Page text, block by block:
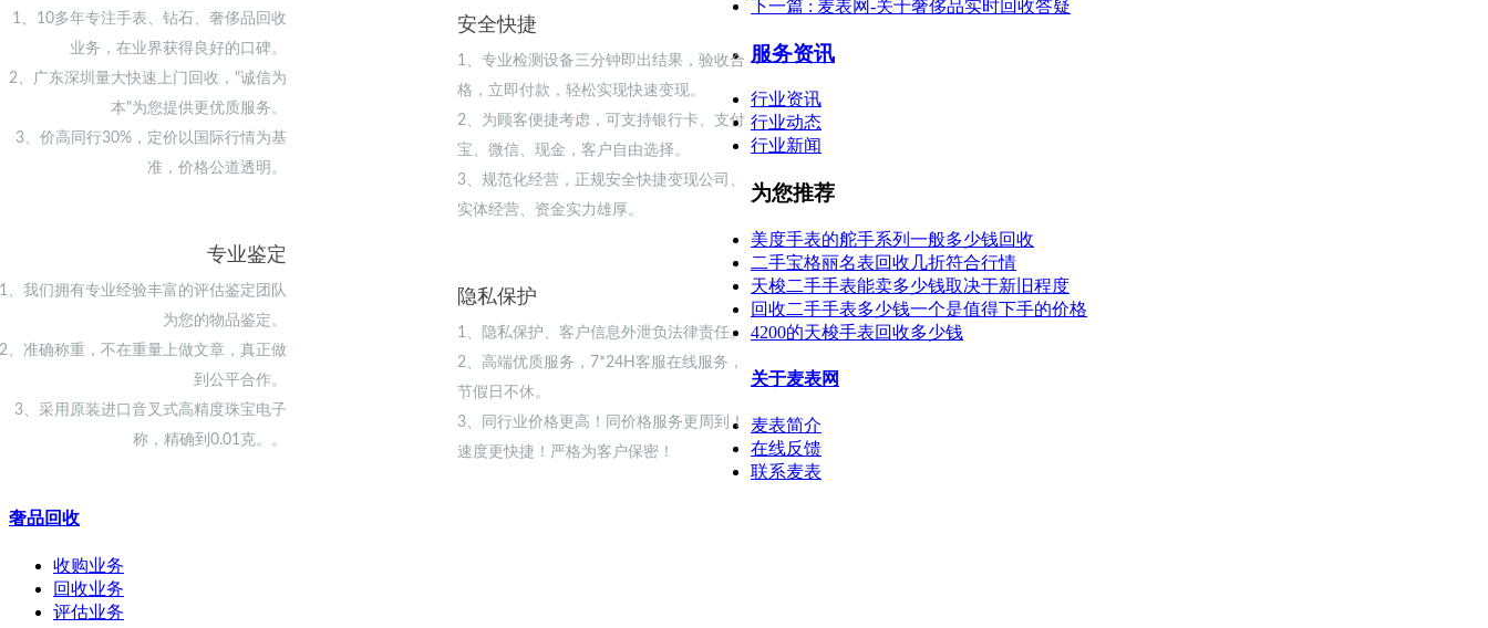
1、10多年专注手表、钻石、奢侈品回收
业务，在业界获得良好的口碑。
2、广东深圳量大快速上门回收，"诚信为
本"为您提供更优质服务。
3、价高同行30%，定价以国际行情为基
准，价格公道透明。
专业鉴定
、我们拥有专业经验丰富的评估鉴定团队
为您的物品鉴定。
、准确称重，不在重量上做文章，真正做
到公平合作。
3、采用原装进口音叉式高精度珠宝电子
称，精确到0.01克。。
安全快捷
1、专业检测设备三分钟即出结果，验收合
格，立即付款，轻松实现快速变现。
2、为顾客便捷考虑，可支持银行卡、支付
宝、微信、现金，客户自由选择。
3、规范化经营，正规安全快捷变现公司、
实体经营、资金实力雄厚。
隐私保护
1、隐私保护、客户信息外泄负法律责任。
2、高端优质服务，7*24H客服在线服务，
节假日不休。
3、同行业价格更高！同价格服务更周到！
速度更快捷！严格为客户保密！
下一篇 : 麦表网-关于奢侈品实时回收答疑
服务资讯
行业资讯
行业动态
行业新闻
为您推荐
美度手表的舵手系列一般多少钱回收
二手宝格丽名表回收几折符合行情
天梭二手手表能卖多少钱取决于新旧程度
回收二手手表多少钱一个是值得下手的价格
4200的天梭手表回收多少钱
关于麦表网
麦表简介
在线反馈
联系麦表
奢品回收
收购业务
回收业务
评估业务